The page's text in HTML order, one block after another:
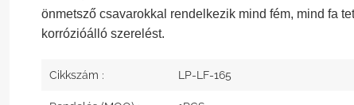
önmetsző csavarokkal rendelkezik mind fém, mind fa
korrózióálló szerelést.
Cikkszám : LP-LF-165